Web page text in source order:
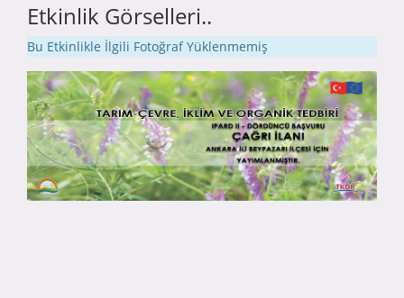
Etkinlik Görselleri..
Bu Etkinlikle İlgili Fotoğraf Yüklenmemiş